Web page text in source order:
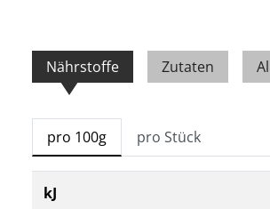
Nährstoffe Zutaten
pro 100g pro Stück
kJ